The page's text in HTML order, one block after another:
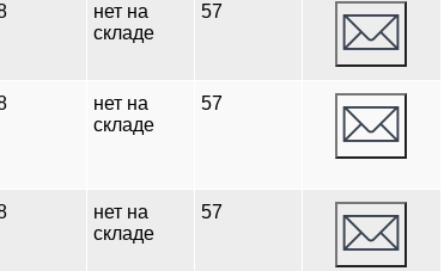
нет на
складе
57
нет на
складе
57
нет на
складе
57